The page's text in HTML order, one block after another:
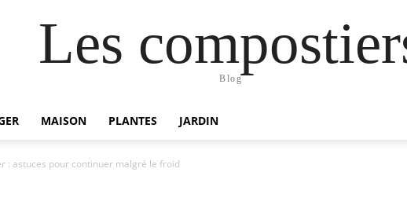
Les
Blog
MAISON PLANTES JARDIN
: astuces pour continuer malgré le froid